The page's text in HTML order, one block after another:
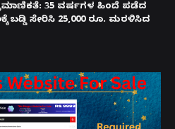
35 ವರ್ಷಗಳ ಹಿಂದೆ ಪಡೆದ
ಬಡ್ಡಿ ಸೇರಿಸಿ 25,000 ರೂ. ಮರಳಿಸಿದ